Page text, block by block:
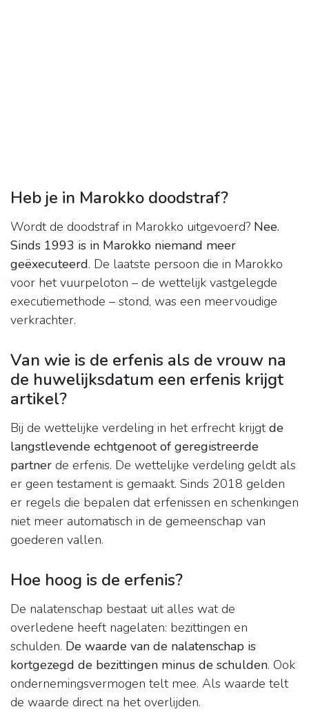
Heb je in Marokko doodstraf?
Wordt de doodstraf in Marokko uitgevoerd? Nee.
Sinds 1993 is in Marokko niemand meer
geëxecuteerd. De laatste persoon die in Marokko
voor het vuurpeloton – de wettelijk vastgelegde
executiemethode – stond, was een meervoudige
verkrachter.
Van wie is de erfenis als de vrouw na
de huwelijksdatum een erfenis krijgt
artikel?
Bij de wettelijke verdeling in het erfrecht krijgtde
langstlevende echtgenoot of geregistreerde
partner de erfenis. De wettelijke verdeling geldt als
er geen testament is gemaakt. Sinds 2018 gelden
er regels die bepalen dat erfenissen en schenkingen
niet meer automatisch in de gemeenschap van
goederen vallen.
Hoe hoog is de erfenis?
De nalatenschap bestaat uit alles wat de
overledene heeft nagelaten: bezittingen en
schulden. De waarde van de nalatenschap is
kortgezegd de bezittingen minus de schulden. Ook
ondernemingsvermogen telt mee. Als waarde telt
de waarde direct na het overlijden.